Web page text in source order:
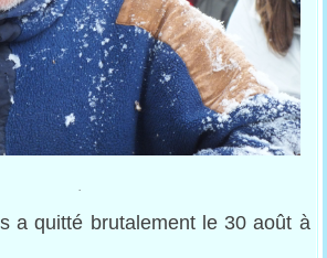
.
a quitté brutalement le 30 août à